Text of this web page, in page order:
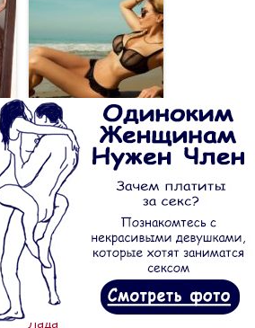
Анна
Лада